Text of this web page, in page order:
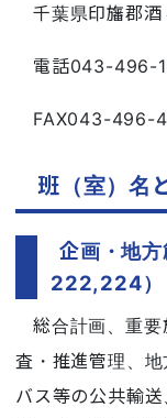
千葉県印旛郡
電話043-496-
FAX043-496-
班（室）名
企画・地
222,224）
総合計画、重
査・推進管理、
バス等の公共輸